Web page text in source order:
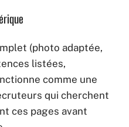
(photo adaptée,
listées,
comme une
qui cherchent
ces pages avant